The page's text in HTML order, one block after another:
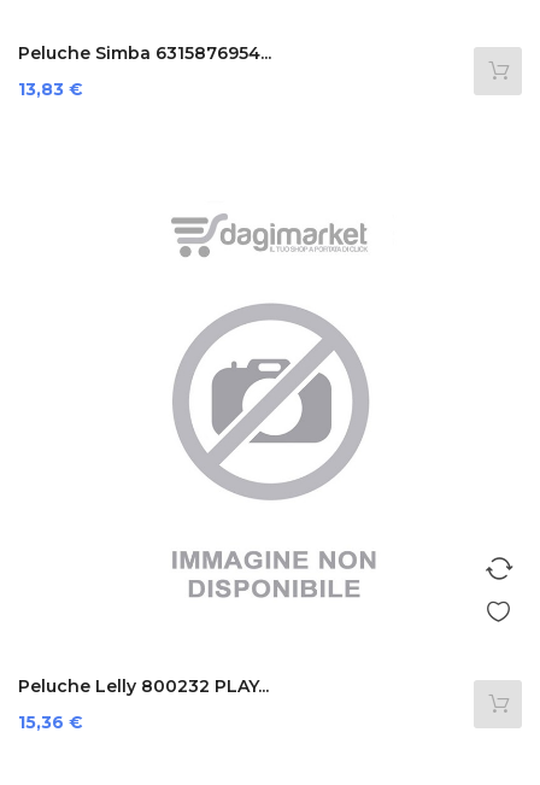
Peluche Simba 6315876954...
Prezzo
13,83 €
Peluche Lelly 800232 PLAY...
Prezzo
15,36 €